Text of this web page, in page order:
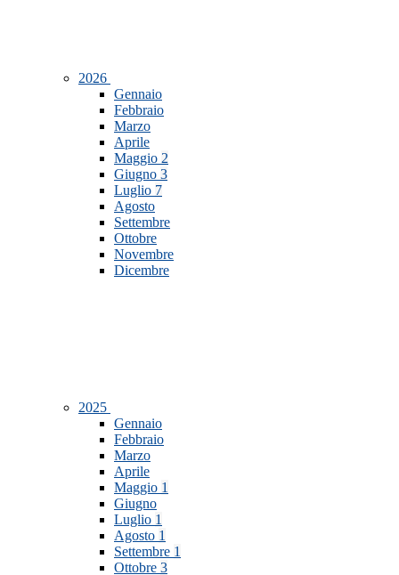
2026
Gennaio
Febbraio
Marzo
Aprile
Maggio 2
Giugno 3
Luglio 7
Agosto
Settembre
Ottobre
Novembre
Dicembre
2025
Gennaio
Febbraio
Marzo
Aprile
Maggio 1
Giugno
Luglio 1
Agosto 1
Settembre 1
Ottobre 3